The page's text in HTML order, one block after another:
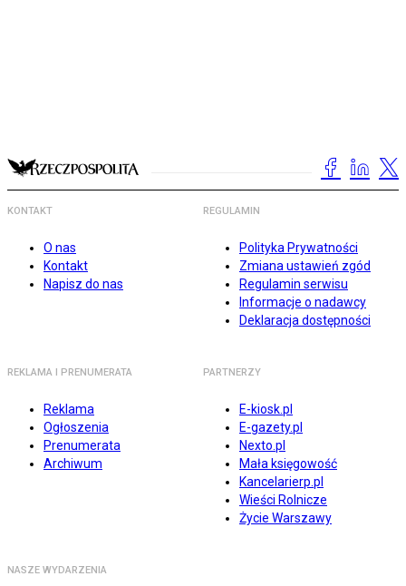
KONTAKT
O nas
Kontakt
Napisz do nas
REGULAMIN
Polityka Prywatności
Zmiana ustawień zgód
Regulamin serwisu
Informacje o nadawcy
Deklaracja dostępności
REKLAMA I PRENUMERATA
Reklama
Ogłoszenia
Prenumerata
Archiwum
PARTNERZY
E-kiosk.pl
E-gazety.pl
Nexto.pl
Mała księgowość
Kancelarierp.pl
Wieści Rolnicze
Życie Warszawy
NASZE WYDARZENIA